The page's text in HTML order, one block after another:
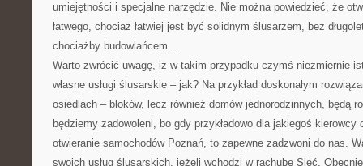
umiejętności i specjalne narzędzie. Nie można powiedzieć, że
łatwego, chociaż łatwiej jest być solidnym ślusarzem, bez
chociażby budowlańcem…
Warto zwrócić uwagę, iż w takim przypadku czymś niezmiernie
własne usługi ślusarskie – jak? Na przykład doskonałym
osiedlach – bloków, lecz również domów jednorodzinnych, będą
będziemy zadowoleni, bo gdy przykładowo dla jakiegoś
otwieranie samochodów Poznań, to zapewne zadzwoni do nas.
swoich usług ślusarskich, jeżeli wchodzi w rachubę Sieć.